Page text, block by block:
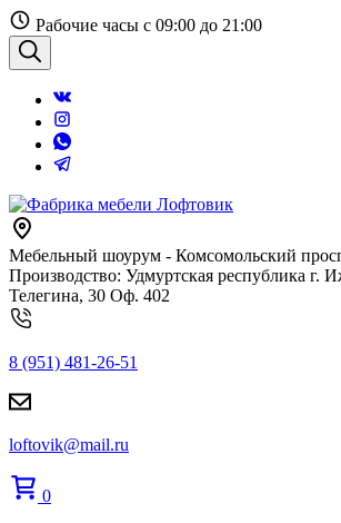
Перейти
к
содержанию
Рабочие часы с 09:00 до 21:00
Поиск
Мебельный шоурум - Комсомольский
Производство: Удмуртская республика г.
Телегина, 30 Оф. 402
8 (951) 481-26-51
loftovik@mail.ru
0